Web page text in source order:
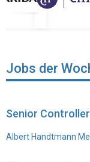
Jobs der
Senior
Albert Handtmann